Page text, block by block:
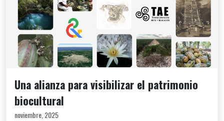
Una alianza para visibilizar el patrimonio
biocultural
noviembre, 2025